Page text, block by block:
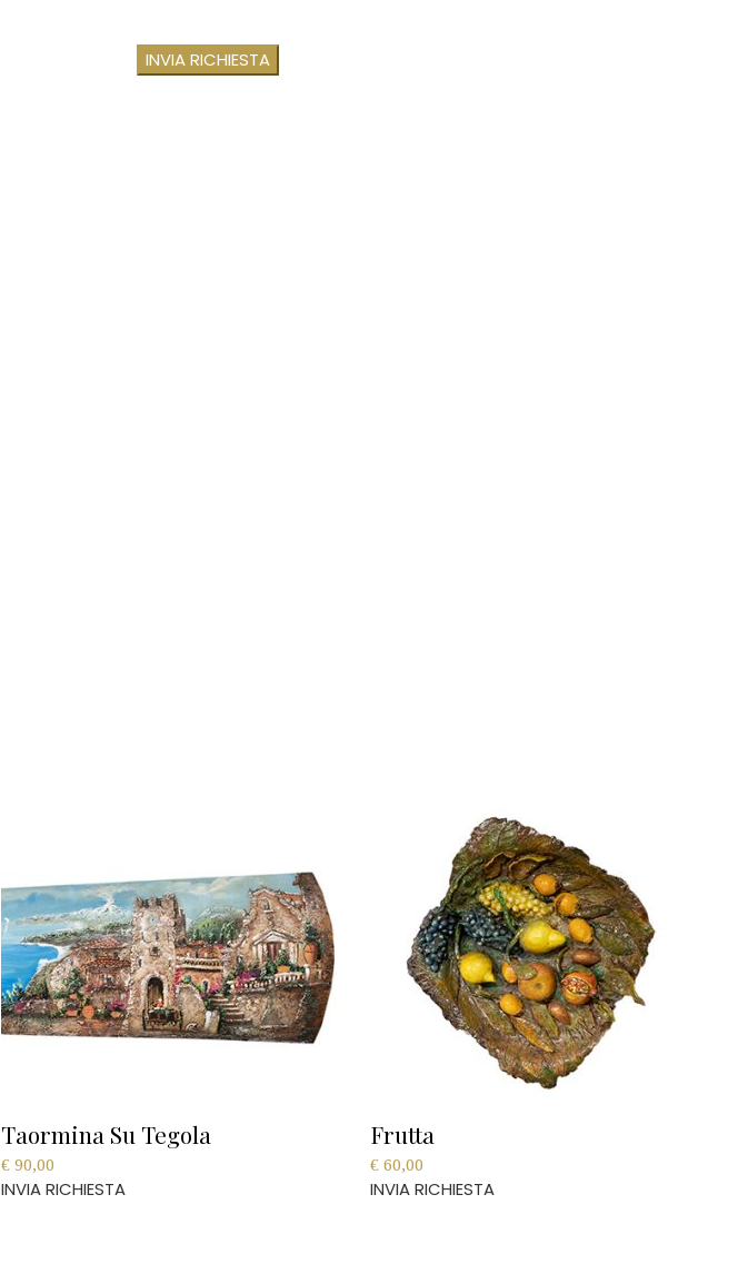
INVIA RICHIESTA
Taormina Su Tegola
€90,00
INVIA RICHIESTA
Frutta
€ 60,00
INVIA RICHIESTA